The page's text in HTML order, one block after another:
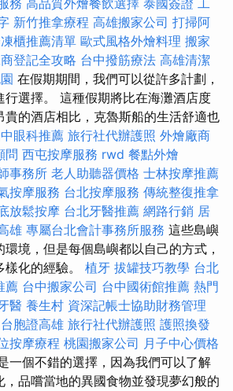
務 高品質外燴餐飲選擇 泰國簽證 工
新竹推拿療程 高雄搬家公司 打掃阿
櫃推薦清單 歐式風格外燴料理 搬家
登記全攻略 台中撥筋療法 高雄清潔
在假期期間，我們可以從許多計劃，
行選擇。 這種假期將比在海灘酒店度
貴的酒店相比，克魯斯船的生活舒適也
眼科推薦 旅行社代辦護照 外燴廠商
問 西屯按摩服務 rwd 餐點外燴
事務所 老人助聽器價格 士林按摩推薦
按摩服務 台北按摩服務 傳統整復推拿
放鬆按摩 台北牙醫推薦 網路行銷 居
雄 專屬台北會計事務所服務 這些島嶼
境，但是每個島嶼都以自己的方式，
化的經驗。 植牙 拔罐技巧教學 台北
薦 台中搬家公司 台中國術館推薦 熱門
醫 養生村 資深記帳士協助財務管理
台胞證高雄 旅行社代辦護照 護照換發
按摩療程 桃園搬家公司 月子中心價格
一個不錯的選擇，因為我們可以了解
，品嚐當地的異國食物並發現夢幻般的